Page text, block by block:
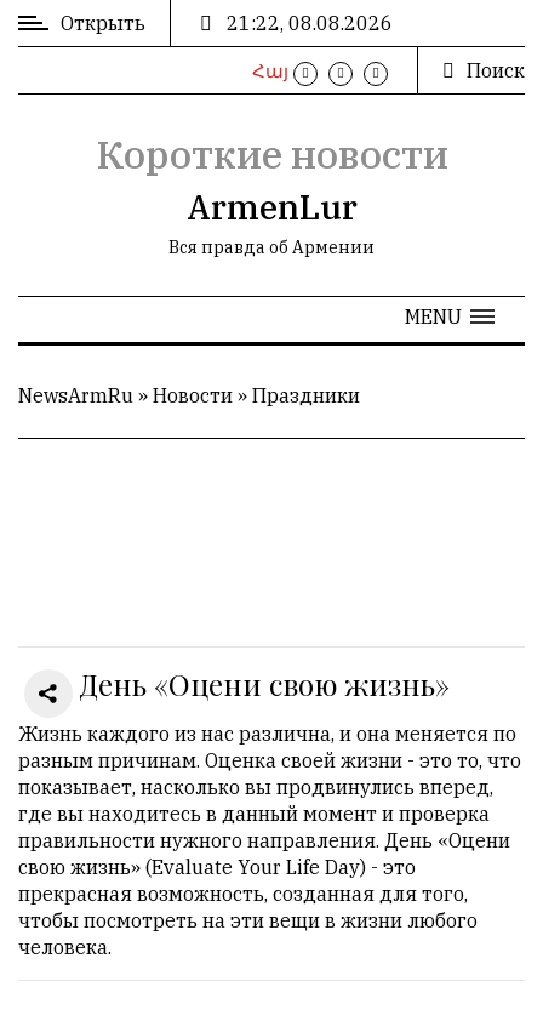
ВХОД
РЕГИСТРАЦИЯ
РЕКЛАМА
1
Гостей:
Пользователей:
0
НАШИ
ПРАВИЛА
Тонкие
Открыть 21:22, 08.08.2026
Հայ Поиск
Короткие новости
ArmenLur
Вся правда об Армении
MENU
NewsArmRu » Новости » Праздники
День «Оцени свою жизнь»
Жизнь каждого из нас различна, и она меняется по
разным причинам. Оценка своей жизни - это то, что
показывает, насколько вы продвинулись вперед,
где вы находитесь в данный момент и проверка
правильности нужного направления. День «Оцени
свою жизнь» (Evaluate Your Life Day) - это
прекрасная возможность, созданная для того,
чтобы посмотреть на эти вещи в жизни любого
человека.